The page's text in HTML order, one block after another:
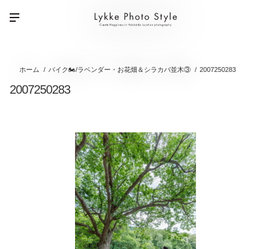
ホーム バイク🏍/ラベンダー・お花畑＆シラカバ並木③ 2007250283
2007250283